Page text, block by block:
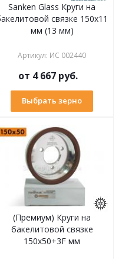
Sanken Glass Круги на
связке 150х11
мм (13 мм)
Артикул: ИС 002440
от 4 667 руб.
Выбрать зерно
(Премиум) Круги на
бакелитовой связке
150х50+3F мм